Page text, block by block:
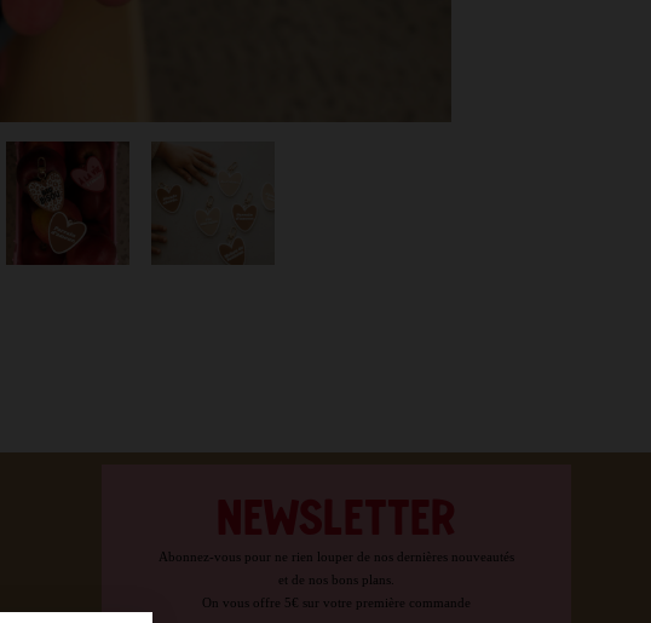
Abonnez-vous pour ne rien louper de nos dernières nouveautés
et de nos bons plans.
On vous offre 5€ sur votre première commande